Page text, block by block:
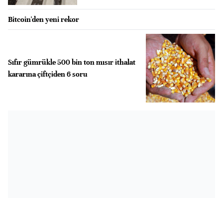
Bitcoin'den yeni rekor
Sıfır gümrükle 500 bin ton mısır ithalat
kararına çiftçiden 6 soru